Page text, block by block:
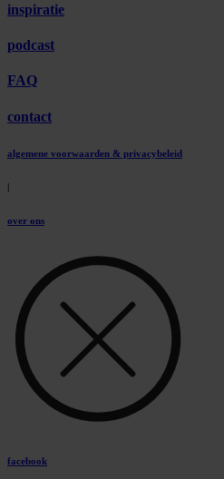
inspiratie
podcast
FAQ
contact
algemene voorwaarden & privacybeleid
|
over ons
facebook